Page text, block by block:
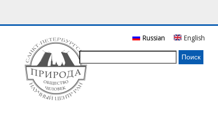
основному
содержанию
Russian English